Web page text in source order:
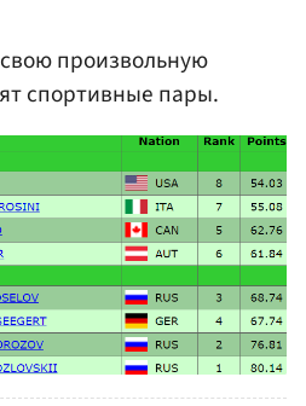
произвольную
спортивные пары.